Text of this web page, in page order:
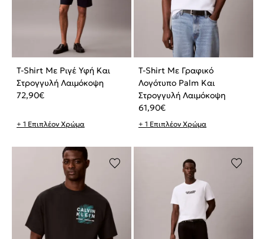
T-Shirt Με Ριγέ Υφή Και
Στρογγυλή Λαιμόκοψη
72,90€
+ 1 Επιπλέον Χρώμα
T-Shirt Με Γραφικό
Λογότυπο Palm Και
Στρογγυλή Λαιμόκοψη
61,90€
+ 1 Επιπλέον Χρώμα